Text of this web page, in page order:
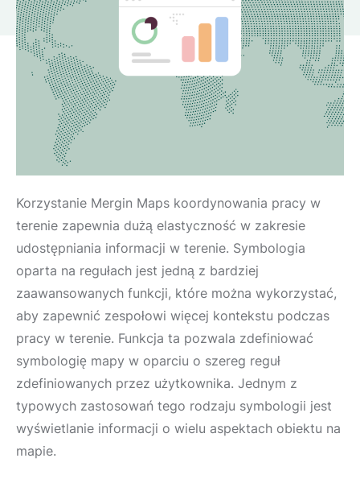
Korzystanie Mergin Maps koordynowania pracy w
terenie zapewnia dużą elastyczność w zakresie
udostępniania informacji w terenie. Symbologia
oparta na regułach jest jedną z bardziej
zaawansowanych funkcji, które można wykorzystać,
aby zapewnić zespołowi więcej kontekstu podczas
pracy w terenie. Funkcja ta pozwala zdefiniować
symbologię mapy w oparciu o szereg reguł
zdefiniowanych przez użytkownika. Jednym z
typowych zastosowań tego rodzaju symbologii jest
wyświetlanie informacji o wielu aspektach obiektu na
mapie.